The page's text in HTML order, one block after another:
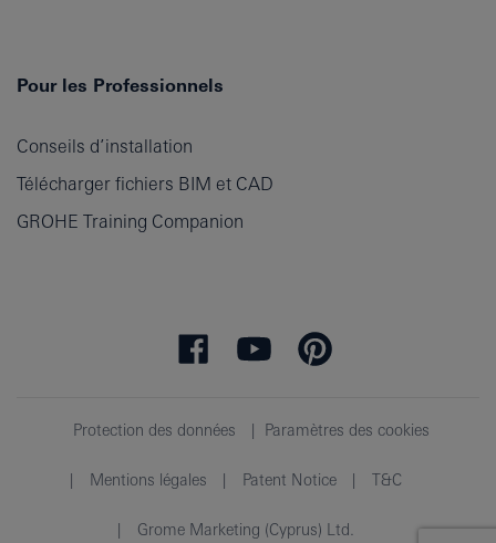
Pour les Professionnels
Conseils d’installation
Télécharger fichiers BIM et CAD
GROHE Training Companion
Protection des données Paramètres des cookies
Mentions légales Patent Notice T&C
Grome Marketing (Cyprus) Ltd.